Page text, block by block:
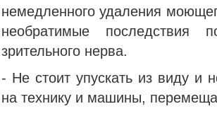
немедленного удаления
необратимые последствия
зрительного нерва.
- Не стоит упускать из виду и
на технику и машины,